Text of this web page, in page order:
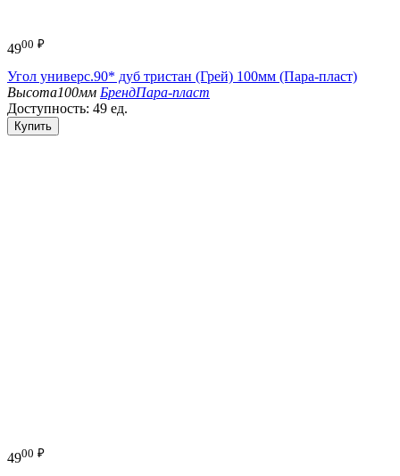
4900 ₽
Угол универс.90* дуб тристан (Грей) 100мм (Пара-пласт)
Высота100мм БрендПара-пласт
Доступность: 49 ед.
Купить
4900 ₽